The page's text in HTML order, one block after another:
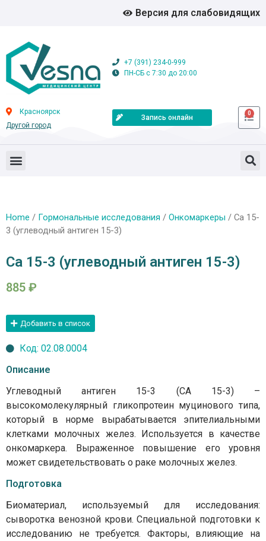
Версия для слабовидящих
+7 (391) 234-0-999
ПН-СБ с 7:30 до 20:00
Красноярск
Другой город
Запись онлайн
0
Home / Гормональные исследования / Онкомаркеры / Са 15-
3 (углеводный антиген 15-3)
Са 15-3 (углеводный антиген 15-3)
885 ₽
Добавить в список
Код: 02.08.0004
Описание
Углеводный антиген 15-3 (СА 15-3) –
высокомолекулярный гликопротеин муцинового типа,
который в норме вырабатывается эпителиальными
клетками молочных желез. Используется в качестве
онкомаркера. Выраженное повышение его уровня
может свидетельствовать о раке молочных желез.
Подготовка
Биоматериал, используемый для исследования:
сыворотка венозной крови. Специальной подготовки к
исследованию не требуется. Факторы, влияющие на